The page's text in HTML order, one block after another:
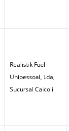
Realistik Fuel
Unipessoal, Lda,
Sucursal Caicoli